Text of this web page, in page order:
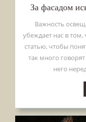
За фасадом
Важность
убеждает нас в
статью, чтобы
так много
него